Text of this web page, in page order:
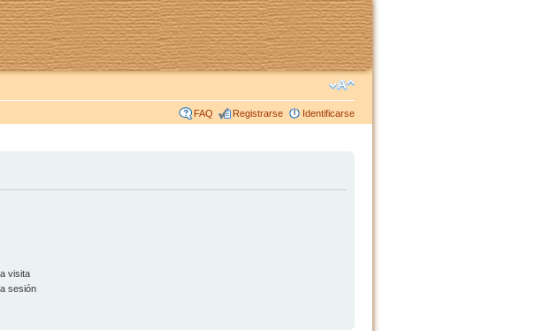
FAQ Registrarse Identificarse
visita
sesión